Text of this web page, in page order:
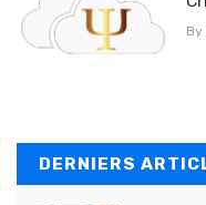
By
DERNIERS